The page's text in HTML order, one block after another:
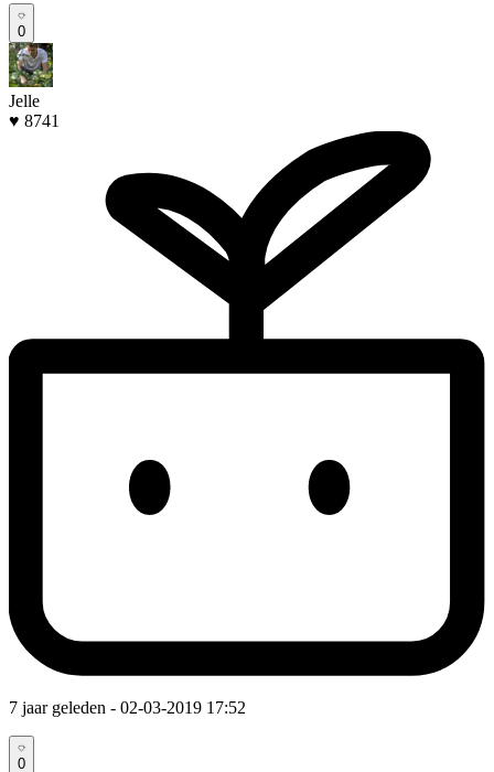
0
Jelle
♥ 8741
7 jaar geleden - 02-03-2019 17:52
0